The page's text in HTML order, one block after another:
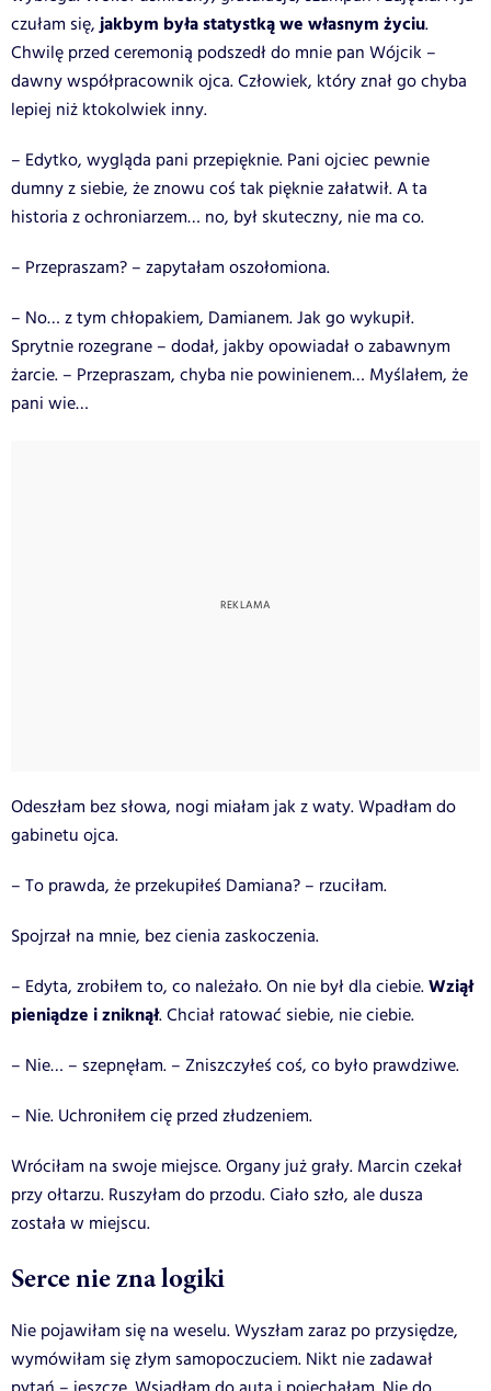
czułam się,jakbym była statystką we własnym życiu.
Chwilę przed ceremonią podszedł do mnie pan Wójcik –
dawny współpracownik ojca. Człowiek, który znał go chyba
lepiej niż ktokolwiek inny.
– Edytko, wygląda pani przepięknie. Pani ojciec pewnie
dumny z siebie, że znowu coś tak pięknie załatwił. A ta
historia z ochroniarzem… no, był skuteczny, nie ma co.
– Przepraszam? – zapytałam oszołomiona.
– No… z tym chłopakiem, Damianem. Jak go wykupił.
Sprytnie rozegrane – dodał, jakby opowiadał o zabawnym
żarcie. – Przepraszam, chyba nie powinienem… Myślałem, że
pani wie…
Odeszłam bez słowa, nogi miałam jak z waty. Wpadłam do
gabinetu ojca.
– To prawda, że przekupiłeś Damiana? – rzuciłam.
Spojrzał na mnie, bez cienia zaskoczenia.
– Edyta, zrobiłem to, co należało. On nie był dla ciebie.Wziął
pieniądze i zniknął. Chciał ratować siebie, nie ciebie.
– Nie… – szepnęłam. – Zniszczyłeś coś, co było prawdziwe.
– Nie. Uchroniłem cię przed złudzeniem.
Wróciłam na swoje miejsce. Organy już grały. Marcin czekał
przy ołtarzu. Ruszyłam do przodu. Ciało szło, ale dusza
została w miejscu.
Serce nie zna logiki
Nie pojawiłam się na weselu. Wyszłam zaraz po przysiędze,
wymówiłam się złym samopoczuciem. Nikt nie zadawał